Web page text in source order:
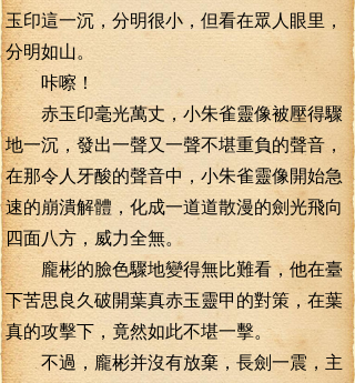
玉印這一沉，分明很小，但看在眾人眼里，
分明如山。
咔嚓！
赤玉印毫光萬丈，小朱雀靈像被壓得驟
地一沉，發出一聲又一聲不堪重負的聲音，
在那令人牙酸的聲音中，小朱雀靈像開始急
速的崩潰解體，化成一道道散漫的劍光飛向
四面八方，威力全無。
龐彬的臉色驟地變得無比難看，他在臺
下苦思良久破開葉真赤玉靈甲的對策，在葉
真的攻擊下，竟然如此不堪一擊。
不過，龐彬并沒有放棄，長劍一震，主